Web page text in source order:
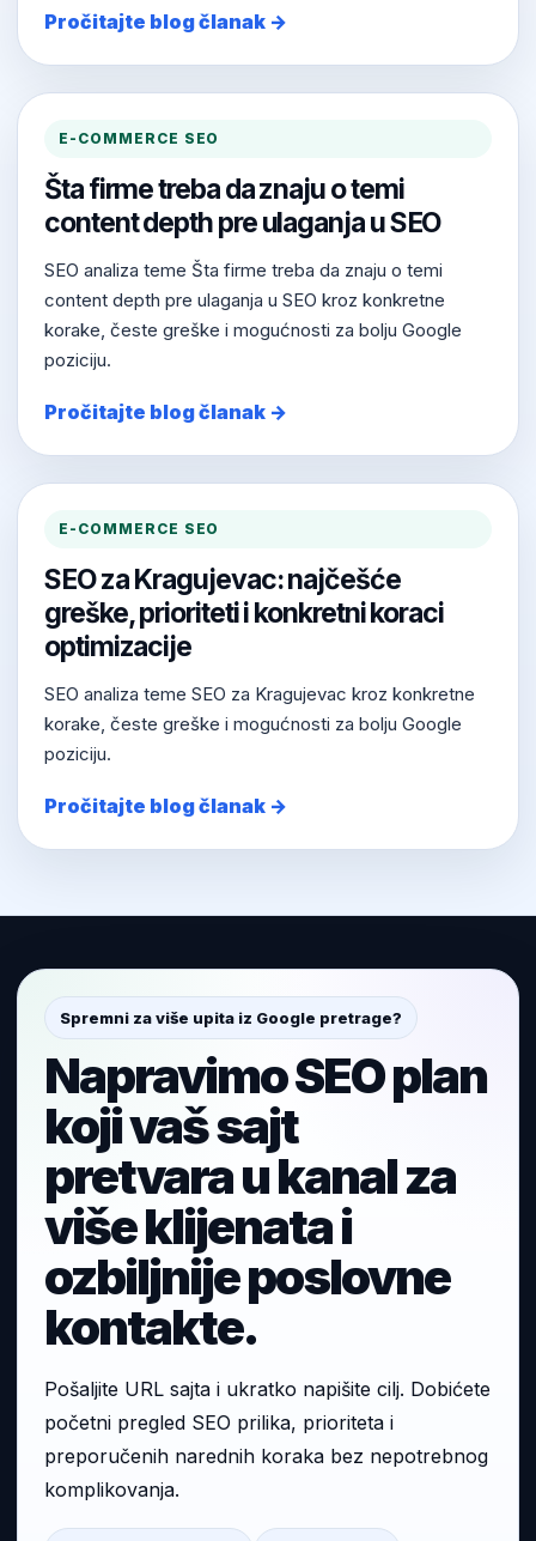
Pročitajte blog članak →
E-COMMERCE SEO
Šta firme treba da znaju o temi
content depth pre ulaganja u SEO
SEO analiza teme Šta firme treba da znaju o temi
content depth pre ulaganja u SEO kroz konkretne
korake, česte greške i mogućnosti za bolju Google
poziciju.
Pročitajte blog članak →
E-COMMERCE SEO
SEO za Kragujevac: najčešće
greške, prioriteti i konkretni koraci
optimizacije
SEO analiza teme SEO za Kragujevac kroz konkretne
korake, česte greške i mogućnosti za bolju Google
poziciju.
Pročitajte blog članak →
Spremni za više upita iz Google pretrage?
Napravimo SEO plan
koji vaš sajt
pretvara u kanal za
više klijenata i
ozbiljnije poslovne
kontakte.
Pošaljite URL sajta i ukratko napišite cilj. Dobićete
početni pregled SEO prilika, prioriteta i
preporučenih narednih koraka bez nepotrebnog
komplikovanja.